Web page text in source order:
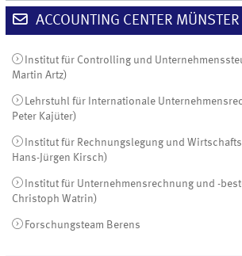
ACCOUNTING CENTER MÜNSTER
Institut für Controlling und
Martin Artz)
Lehrstuhl für Internationale
Peter Kajüter)
Institut für Rechnungslegung und
Hans-Jürgen Kirsch)
Institut für Unternehmensrechnung und -
Christoph Watrin)
Forschungsteam Berens